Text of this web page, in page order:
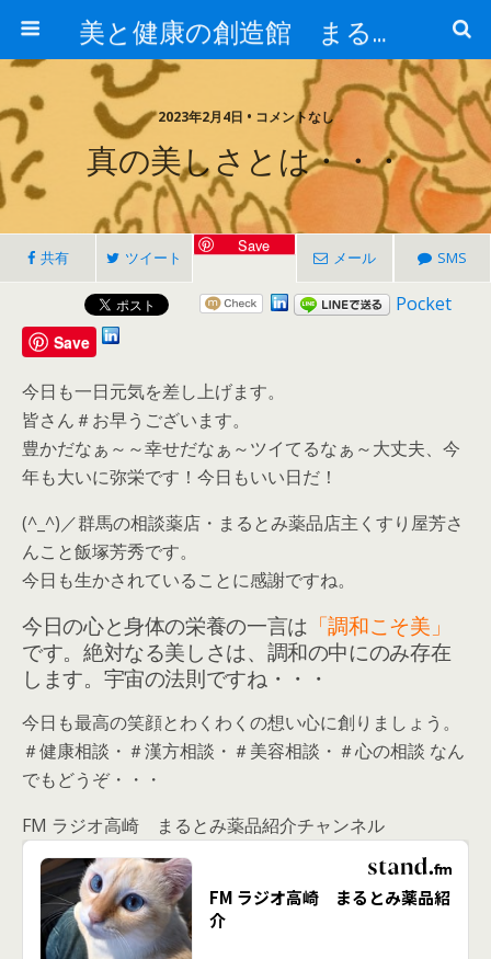
美と健康の創造館 まるとみ薬品 ぐんまの薬屋 芳さんのブログ
2023年2月4日 • コメントなし
真の美しさとは・・・
共有 ツイート
Save
メール SMS
Pocket
Save
今日も一日元気を差し上げます。
皆さん＃お早うございます。
豊かだなぁ～～幸せだなぁ～ツイてるなぁ～大丈夫、今
年も大いに弥栄です！今日もいい日だ！
(^_^)／群馬の相談薬店・まるとみ薬品店主くすり屋芳さ
んこと飯塚芳秀です。
今日も生かされていることに感謝ですね。
今日の心と身体の栄養の一言は 「調和こそ美」
です。絶対なる美しさは、調和の中にのみ存在
します。宇宙の法則ですね・・・
今日も最高の笑顔とわくわくの想い心に創りましょう。
＃健康相談・＃漢方相談・＃美容相談・＃心の相談 なん
でもどうぞ・・・
FM ラジオ高崎 まるとみ薬品紹介チャンネル